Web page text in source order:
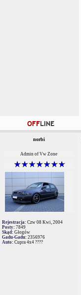
norbi
Admin of Vw Zone
Rejestracja: Czw 08 Kwi, 2004
Posty: 7849
Skąd: Głogów
Gadu-Gadu: 2356976
Auto: Cupra 4x4 ????